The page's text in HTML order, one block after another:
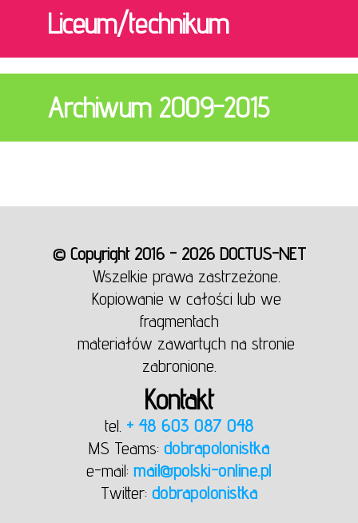
Liceum/technikum
Archiwum 2009-2015
© Copyright 2016 - 2026 DOCTUS-NET
Wszelkie prawa zastrzeżone.
Kopiowanie w całości lub we
fragmentach
materiałów zawartych na stronie
zabronione.
Kontakt
tel. + 48 603 087 048
MS Teams: dobrapolonistka
e-mail:mail@polski-online.pl
Twitter: dobrapolonistka